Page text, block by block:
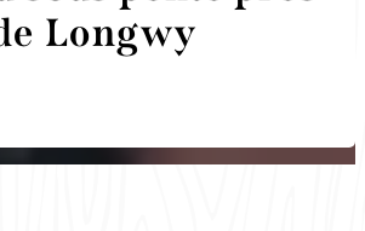
Longwy